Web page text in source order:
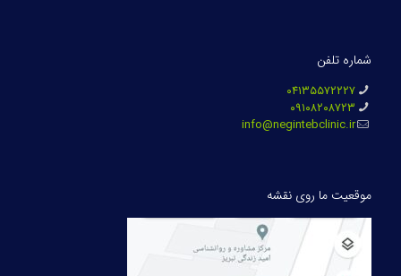
شماره تلفن
۰۴۱۳۵۵۷۲۲۲۷
۰۹۱۰۸۲۰۸۷۲۳
info@negintebclinic.ir
موقعیت ما روی نقشه